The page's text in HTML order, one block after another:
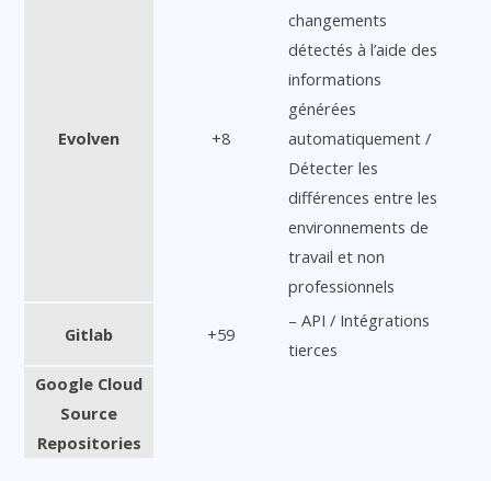
Evolven +8
changements
détectés à l’aide des
informations
générées
automatiquement /
Détecter les
différences entre les
environnements de
travail et non
professionnels
Gitlab +59
– API / Intégrations
tierces
Google Cloud
Source
Repositories